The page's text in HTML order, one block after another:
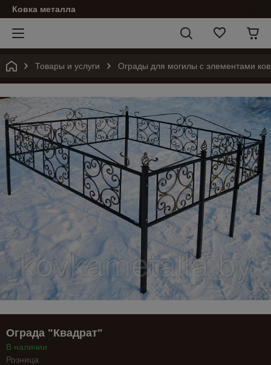
Ковка металла
Товары и услуги Ограды для могилы с элементами
Ограда "Квадрат"
В наличии
Розница